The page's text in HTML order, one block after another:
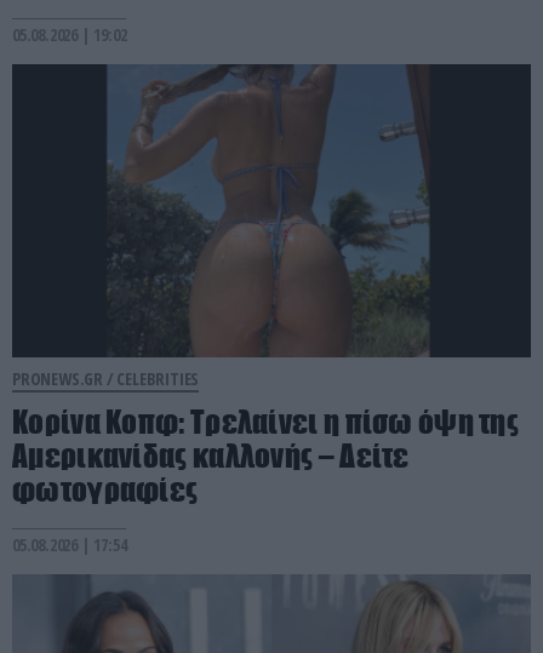
05.08.2026 | 19:02
PRONEWS.GR / CELEBRITIES
Κορίνα Κοπφ: Τρελαίνει η πίσω όψη της
Αμερικανίδας καλλονής – Δείτε
φωτογραφίες
05.08.2026 | 17:54